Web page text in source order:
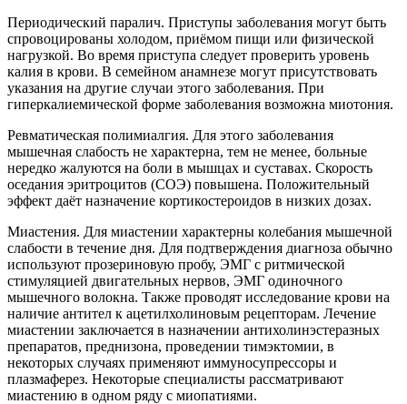
Периодический паралич. Приступы заболевания могут быть
спровоцированы холодом, приёмом пищи или физической
нагрузкой. Во время приступа следует проверить уровень
калия в крови. В семейном анамнезе могут присутствовать
указания на другие случаи этого заболевания. При
гиперкалиемической форме заболевания возможна миотония.
Ревматическая полимиалгия. Для этого заболевания
мышечная слабость не характерна, тем не менее, больные
нередко жалуются на боли в мышцах и суставах. Скорость
оседания эритроцитов (СОЭ) повышена. Положительный
эффект даёт назначение кортикостероидов в низких дозах.
Миастения. Для миастении характерны колебания мышечной
слабости в течение дня. Для подтверждения диагноза обычно
используют прозериновую пробу, ЭМГ с ритмической
стимуляцией двигательных нервов, ЭМГ одиночного
мышечного волокна. Также проводят исследование крови на
наличие антител к ацетилхолиновым рецепторам. Лечение
миастении заключается в назначении антихолинэстеразных
препаратов, преднизона, проведении тимэктомии, в
некоторых случаях применяют иммуносупрессоры и
плазмаферез. Некоторые специалисты рассматривают
миастению в одном ряду с миопатиями.